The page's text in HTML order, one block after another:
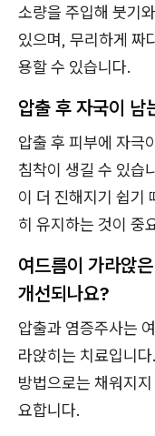
소량을 주입해 붓기
있으며, 무리하게 짜
용할 수 있습니다.
압출 후 자국이 남
압출 후 피부에 자극
침착이 생길 수 있습
이 더 진해지기 쉽기
히 유지하는 것이 중
여드름이 가라앉
개선되나요?
압출과 염증주사는
라앉히는 치료입니
방법으로는 채워지
요합니다.